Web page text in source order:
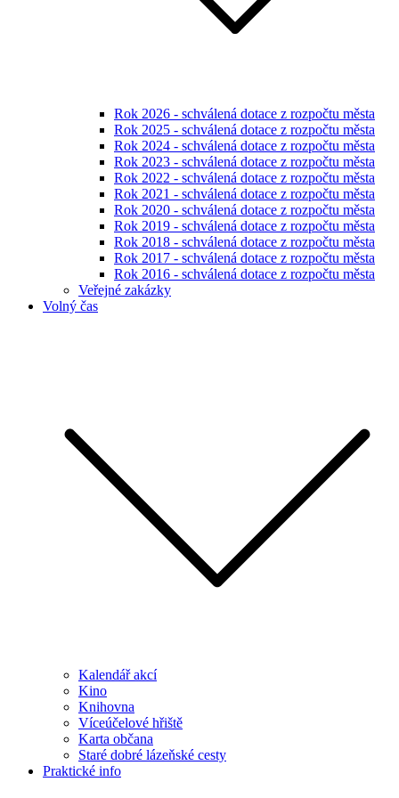
Rok 2026 - schválená dotace z rozpočtu města
Rok 2025 - schválená dotace z rozpočtu města
Rok 2024 - schválená dotace z rozpočtu města
Rok 2023 - schválená dotace z rozpočtu města
Rok 2022 - schválená dotace z rozpočtu města
Rok 2021 - schválená dotace z rozpočtu města
Rok 2020 - schválená dotace z rozpočtu města
Rok 2019 - schválená dotace z rozpočtu města
Rok 2018 - schválená dotace z rozpočtu města
Rok 2017 - schválená dotace z rozpočtu města
Rok 2016 - schválená dotace z rozpočtu města
Veřejné zakázky
Volný čas
Kalendář akcí
Kino
Knihovna
Víceúčelové hřiště
Karta občana
Staré dobré lázeňské cesty
Praktické info